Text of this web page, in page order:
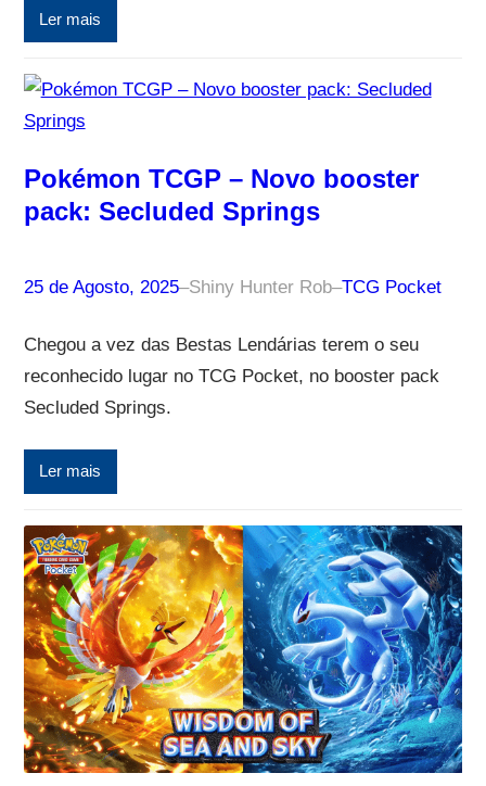
Ler mais
Pokémon TCGP – Novo booster
pack: Secluded Springs
25 de Agosto, 2025–Shiny Hunter Rob–TCG Pocket
Chegou a vez das Bestas Lendárias terem o seu
reconhecido lugar no TCG Pocket, no booster pack
Secluded Springs.
Ler mais